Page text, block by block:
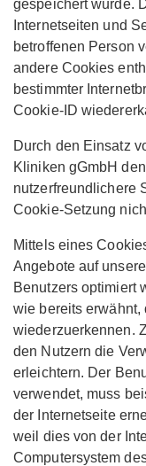
gespeichert wurde.
Internetseiten und
betroffenen Person
andere Cookies
bestimmter
Cookie-ID
Durch den Einsatz
Kliniken gGmbH
nutzerfreundlichere
Cookie-Setzung
Mittels eines
Angebote auf
Benutzers optimiert
wie bereits erwähnt,
wiederzuerkennen.
den Nutzern die
erleichtern. Der
verwendet, muss
der Internetseite
weil dies von der
Computersystem